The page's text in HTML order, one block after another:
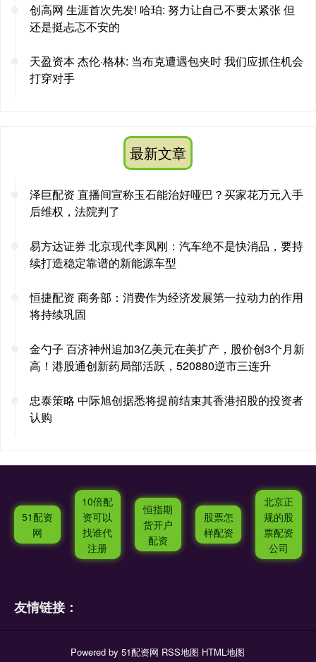
创高网 生涯首次先发! 哈珀: 努力让自己不要太紧张 但
还是挺忐忑不安的
天盈资本 杰伦·格林: 当布克遭遇包夹时 我们应抓住机会
打穿对手
最新文章
泽巨配资 直播间宣称玉石能治好哑巴？买家花万元入手
后维权，法院判了
易方达证券 北京现代李凤刚：汽车绝不是快消品，要持
续打造稳定靠谱的新能源车型
恒捷配资 商务部：消费作为经济发展第一拉动力的作用
将持续巩固
金勺子 百济神州追加3亿美元在美扩产，股价创3个月新
高！港股通创新药局部活跃，520880逆市三连升
忠泰策略 中际旭创据悉将提前结束其香港招股的投资者
认购
51配资
网
10倍配
资可以
找谁代
注册
恒指期
货开户
配资
股票怎
样配资
北京正
规的股
票配资
公司
友情链接：
Powered by51配资网 RSS地图 HTML地图